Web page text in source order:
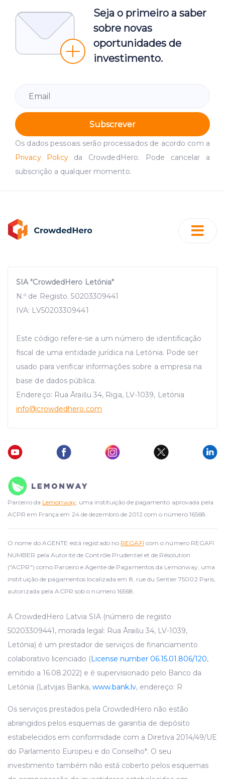
Seja o primeiro a saber
sobre novas
oportunidades de
investimento.
Subscrever
Os dados pessoais serão processados de acordo com a
Privacy Policyda CrowdedHero. Pode cancelar a
subscrição a qualquer momento.
SIA "CrowdedHero Letónia"
N.º de Registo. 50203309441
IVA: LV50203309441
Este código refere-se a um número de identificação
fiscal de uma entidade jurídica na Letónia. Pode ser
usado para verificar informações sobre a empresa na
base de dados pública.
Endereço: Rua Āraišu 34, Riga, LV-1039, Letónia
info@crowdedhero.com
Parceiro da Lemonway, uma instituição de pagamento aprovada pela
ACPR em França em 24 de dezembro de 2012 com o número 16568.
O nome do AGENTE está registado no REGAFI com o número REGAFI
NUMBER pela Autorité de Contrôle Prudentiel et de Résolution
("ACPR") como Parceiro e Agente de Pagamentos da Lemonway, uma
instituição de pagamentos localizada em 8, rue du Sentier 75002 Paris,
autorizada pela ACPR sob o número 16568.
A CrowdedHero Latvia SIA (número de registo
50203309441, morada legal: Rua Āraišu 34, LV-1039,
Letónia) é um prestador de serviços de financiamento
colaborativo licenciado (License number 06.15.01.806/120,
emitido a 16.08.2022) e é supervisionado pelo Banco da
Letónia (Latvijas Banka, www.bank.lv, endereço: R
Os serviços prestados pela CrowdedHero não estão
abrangidos pelos esquemas de garantia de depósito
estabelecidos em conformidade com a Diretiva 2014/49/UE
do Parlamento Europeu e do Conselho*. O seu
investimento também não está coberto pelos esquemas